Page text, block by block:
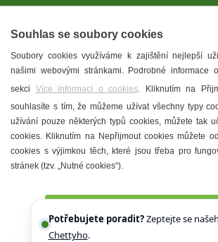
T. G. Masaryk
Mandloně
Ubytování
Restaurace
Městské muzeum a
Denní meníčka
Souhlas se soubory cookies
Soubory cookies využíváme k zajištění nejlepší
našimi webovými stránkami. Podrobné informace
sekci Více informací o cookies. Kliknutím na
souhlasíte s tím, že můžeme užívat všechny typy
užívání pouze některých typů cookies, můžete tak
cookies. Kliknutím na Nepřijmout cookies můžete
cookies s výjimkou těch, které jsou třeba pro
stránek (tzv. „Nutné cookies“).
Potřebujete poradit?Zeptejte se
Chettyho.